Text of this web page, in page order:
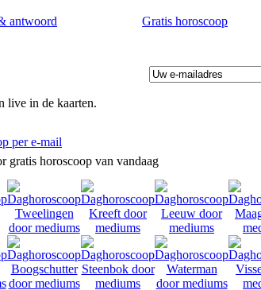
antwoord Gratis horoscoop
live in de kaarten.
per e-mail
gratis horoscoop van vandaag